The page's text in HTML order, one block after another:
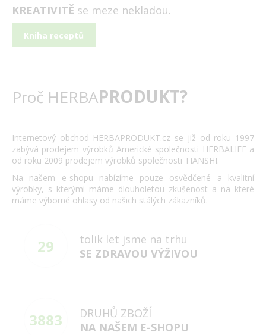
KREATIVITĚ se meze nekladou.
Kniha receptů
Proč HERBAPRODUKT?
Internetový obchod HERBAPRODUKT.cz se již od roku 1997
zabývá prodejem výrobků Americké společnosti HERBALIFE a
od roku 2009 prodejem výrobků společnosti TIANSHI.
Na našem e-shopu nabízíme pouze osvědčené a kvalitní
výrobky, s kterými máme dlouholetou zkušenost a na které
máme výborné ohlasy od našich stálých zákazníků.
29
tolik let jsme na trhu
SE ZDRAVOU VÝŽIVOU
3883
DRUHŮ ZBOŽÍ
NA NAŠEM E-SHOPU